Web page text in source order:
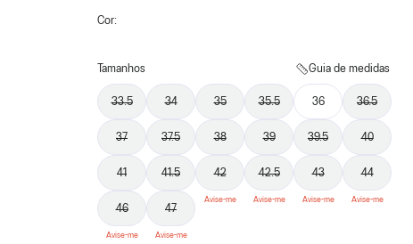
Cor:
Tamanhos Guia de medidas
33.5 34 35 35.5 36 36.5
37 37.5 38 39 39.5 40
41 41.5 42 42.5 43 44
46 47